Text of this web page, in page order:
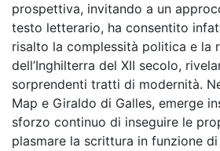
prospettiva, invitando a un
testo letterario, ha consentito
risalto la complessità politica e la
dell’Inghilterra del XII secolo,
sorprendenti tratti di modernità.
Map e Giraldo di Galles, emerge
sforzo continuo di inseguire le
plasmare la scrittura in funzione